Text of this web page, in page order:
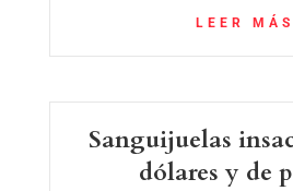
LEER MÁS
Sanguijuelas
dólares y de